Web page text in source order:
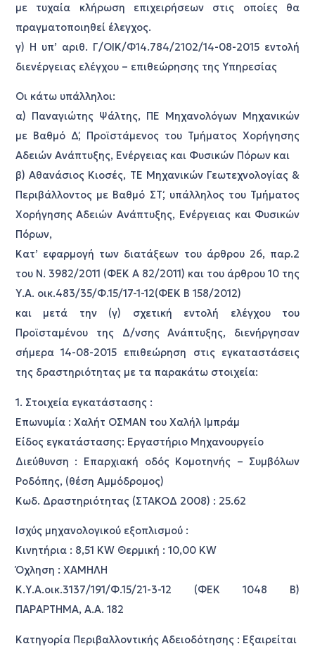
με τυχαία κλήρωση επιχειρήσεων στις οποίες θα
πραγματοποιηθεί έλεγχος.
γ) Η υπ’ αριθ. Γ/ΟΙΚ/Φ14.784/2102/14-08-2015 εντολή
διενέργειας ελέγχου – επιθεώρησης της Υπηρεσίας
Οι κάτω υπάλληλοι:
α) Παναγιώτης Ψάλτης, ΠΕ Μηχανολόγων Μηχανικών
με Βαθμό Δ΄, Προϊστάμενος του Τμήματος Χορήγησης
Αδειών Ανάπτυξης, Ενέργειας και Φυσικών Πόρων και
β) Αθανάσιος Κιοσές, ΤΕ Μηχανικών Γεωτεχνολογίας &
Περιβάλλοντος με Βαθμό ΣΤ΄, υπάλληλος του Τμήματος
Χορήγησης Αδειών Ανάπτυξης, Ενέργειας και Φυσικών
Πόρων,
Κατ’ εφαρμογή των διατάξεων του άρθρου 26, παρ.2
του Ν. 3982/2011 (ΦΕΚ Α 82/2011) και του άρθρου 10 της
Υ.Α. οικ.483/35/Φ.15/17-1-12(ΦΕΚ Β 158/2012)
και μετά την (γ) σχετική εντολή ελέγχου του
Προϊσταμένου της Δ/νσης Ανάπτυξης, διενήργησαν
σήμερα 14-08-2015 επιθεώρηση στις εγκαταστάσεις
της δραστηριότητας με τα παρακάτω στοιχεία:
1. Στοιχεία εγκατάστασης :
Επωνυμία : Χαλήτ ΟΣΜΑΝ του Χαλήλ Ιμπράμ
Είδος εγκατάστασης: Εργαστήριο Μηχανουργείο
Διεύθυνση : Επαρχιακή οδός Κομοτηνής – Συμβόλων
Ροδόπης, (θέση Αμμόδρομος)
Κωδ. Δραστηριότητας (ΣΤΑΚΟΔ 2008) : 25.62
Ισχύς μηχανολογικού εξοπλισμού :
Κινητήρια : 8,51 KW Θερμική : 10,00 KW
Όχληση : ΧΑΜΗΛΗ
Κ.Υ.Α.οικ.3137/191/Φ.15/21-3-12 (ΦΕΚ 1048 Β΄)
ΠΑΡΑΡΤΗΜΑ, Α.Α. 182
Κατηγορία Περιβαλλοντικής Αδειοδότησης : Εξαιρείται